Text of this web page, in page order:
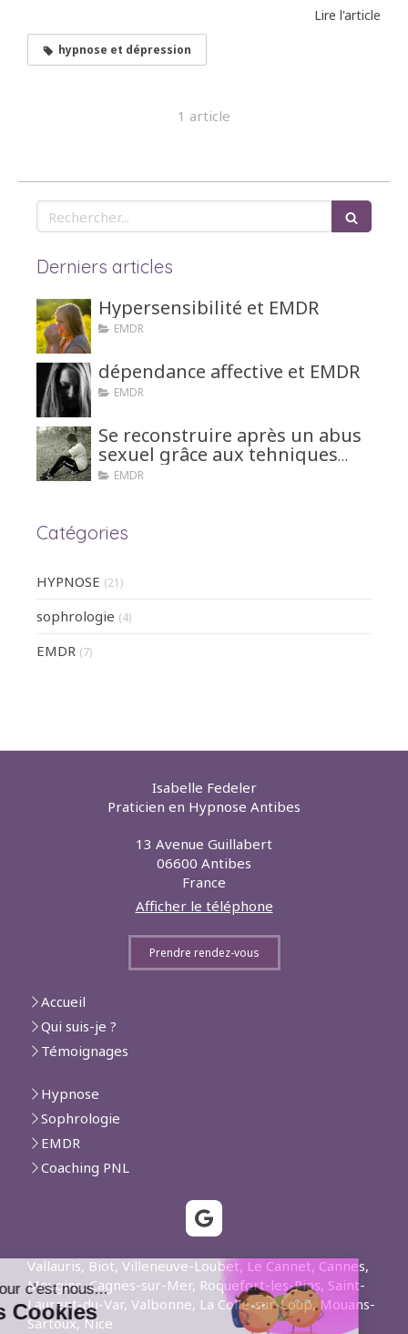
Lire l'article
hypnose et dépression
1 article
Rechercher
Derniers articles
Hypersensibilité et EMDR
EMDR
dépendance affective et EMDR
EMDR
Se reconstruire après un abus
sexuel grâce aux tehniques
d'hypnose ou EMDR
EMDR
Catégories
HYPNOSE (21)
sophrologie (4)
EMDR (7)
Isabelle Fedeler
Praticien en Hypnose Antibes
13 Avenue Guillabert
06600 Antibes
France
Afficher le téléphone
Prendre rendez-vous
Accueil
Qui suis-je ?
Témoignages
Hypnose
Sophrologie
EMDR
Coaching PNL
Vallauris, Biot, Villeneuve-Loubet, Le Cannet, Cannes,
Mougins, Cagnes-sur-Mer, Roquefort-les-Pins, Saint-
Laurent-du-Var, Valbonne, La Colle-sur-Loup, Mouans-
Sartoux, Nice